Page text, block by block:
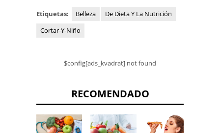
Etiquetas: Belleza
De Dieta Y La Nutrición
Cortar-Y-Niño
$config[ads_kvadrat] not found
RECOMENDADO